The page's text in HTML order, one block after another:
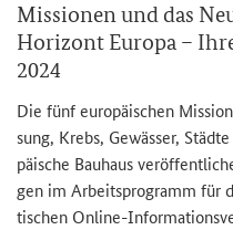
Mis­sio­nen und das
Ho­ri­zont Eu­ro­pa –
2024
Die fünf eu­ro­päi­schen
sung, Krebs, Ge­wäs­ser,
päi­sche Bau­haus
gen im Ar­beits­pro­gramm für
ti­schen Online-​